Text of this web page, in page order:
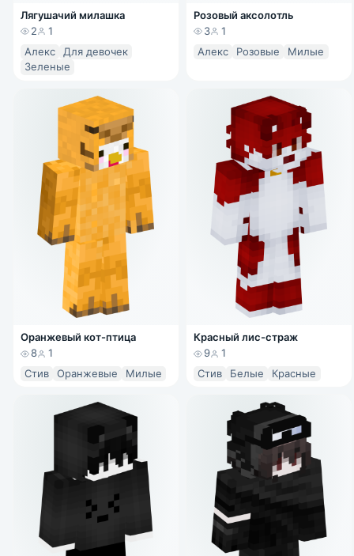
Лягушачий милашка
2
1
Алекс
Для девочек
Зеленые
Розовый аксолотль
3
1
Алекс
Розовые Милые
Оранжевый кот-птица
8
1
Стив
Оранжевые Милые
Красный лис-страж
9
1
Стив
Белые Красные